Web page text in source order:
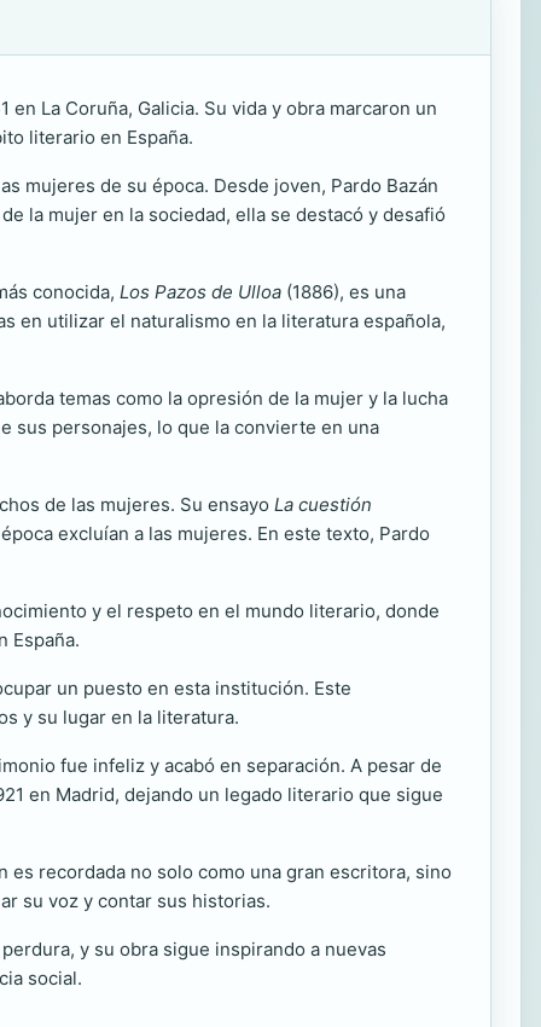
La Coruña, Galicia. Su vida y obra marcaron un
literario en España.
mujeres de su época. Desde joven, Pardo Bazán
la mujer en la sociedad, ella se destacó y desafió
conocida, Los Pazos de Ulloa (1886), es una
en utilizar el naturalismo en la literatura española,
temas como la opresión de la mujer y la lucha
sus personajes, lo que la convierte en una
de las mujeres. Su ensayo La cuestión
excluían a las mujeres. En este texto, Pardo
y el respeto en el mundo literario, donde
España.
un puesto en esta institución. Este
y su lugar en la literatura.
fue infeliz y acabó en separación. A pesar de
en Madrid, dejando un legado literario que sigue
es recordada no solo como una gran escritora, sino
su voz y contar sus historias.
y su obra sigue inspirando a nuevas
social.